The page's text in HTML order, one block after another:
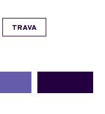
TRAVA